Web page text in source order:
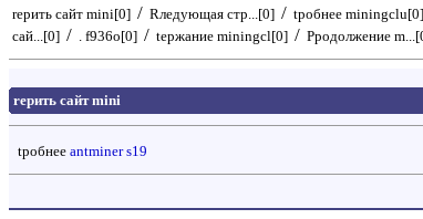
rерить сайт mini[0] / Rледующая стр...[0] / tробнее miningclu[0]
сай...[0] / . f936o[0] / tержание miningcl[0] / Pродолжение
rерить сайт mini
tробнее antminer s19